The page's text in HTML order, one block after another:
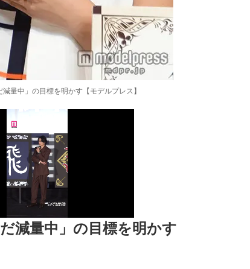
量中」の目標を明かす【モデルプレス】
減量中」の目標を明かす